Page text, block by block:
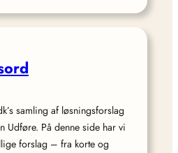
samling af løsningsforslag
Udføre. På denne side har vi
forslag – fra korte og